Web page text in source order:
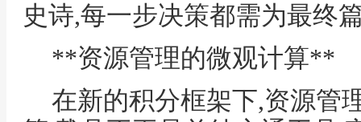
史诗,每一步决策都需为最终
**资源管理的微观计算**
在新的积分框架下,资源管